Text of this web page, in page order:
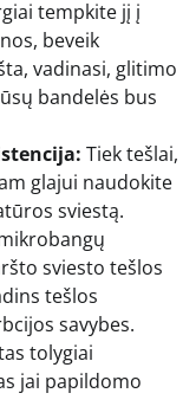
tempkite jį į
beveik
vadinasi, glitimo
bandelės bus
Tiek tešlai,
glajui naudokite
sviestą.
sviesto tešlos
tešlos
savybes.
tolygiai
jai papildomo